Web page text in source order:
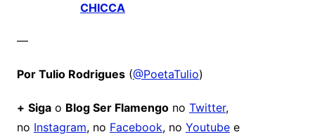
CHICCA
—
Por Tulio Rodrigues(@PoetaTulio)
+ Sigao Blog Ser Flamengono Twitter,
no Instagram, no Facebook, no Youtubee